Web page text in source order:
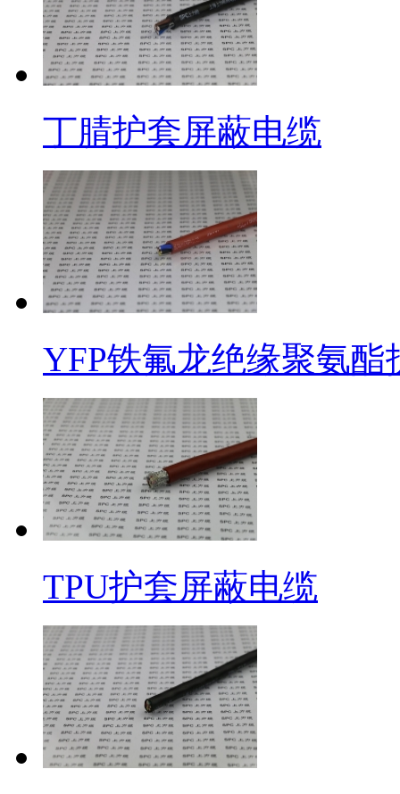
丁腈护套屏蔽电缆
YFP铁氟龙绝缘聚氨酯
TPU护套屏蔽电缆